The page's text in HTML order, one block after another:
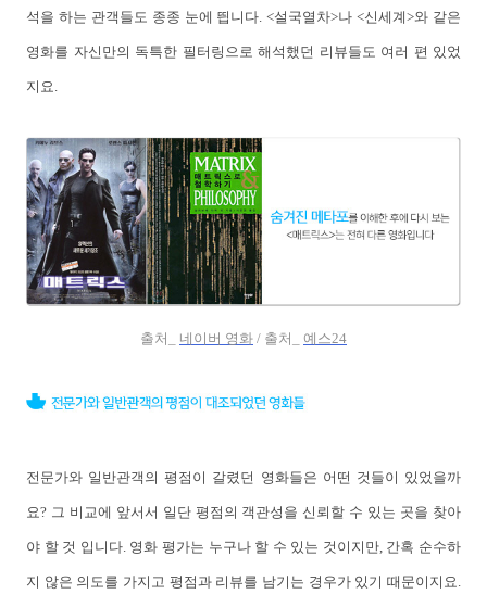
석을 하는 관객들도 종종 눈에 띕니다. <설국열차>나 <신세계>와 같은
영화를 자신만의 독특한 필터링으로 해석했던 리뷰들도 여러 편 있었
지요.
출처_ 네이버 영화 / 출처_ 예스24
전문가와 일반관객의 평점이 갈렸던 영화들은 어떤 것들이 있었을까
요? 그 비교에 앞서서 일단 평점의 객관성을 신뢰할 수 있는 곳을 찾아
야 할 것 입니다. 영화 평가는 누구나 할 수 있는 것이지만, 간혹 순수하
지 않은 의도를 가지고 평점과 리뷰를 남기는 경우가 있기 때문이지요.